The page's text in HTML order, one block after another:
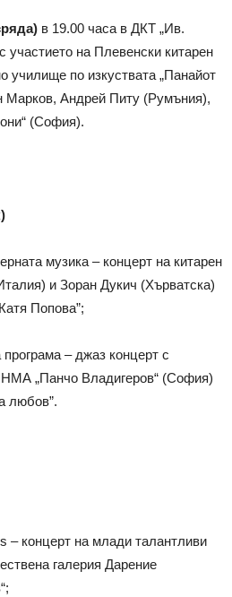
) в 19.00 часа в ДКТ „Ив.
участието на Плевенски китарен
по изкуствата „Панайот
Марков, Андрей Питу (Румъния),
(София).
)
музика – концерт на китарен
и Зоран Дукич (Хърватска)
Попова”;
– джаз концерт с
НМА „Панчо Владигеров“ (София)
любов”.
– концерт на млади талантливи
галерия Дарение